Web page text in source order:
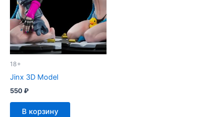
18+
Jinx 3D Model
550₽
В корзину